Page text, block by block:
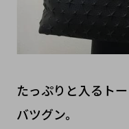
たっぷりと入るト
バツグン。